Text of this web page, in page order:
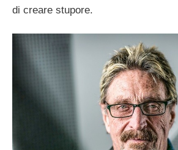
di creare stupore.